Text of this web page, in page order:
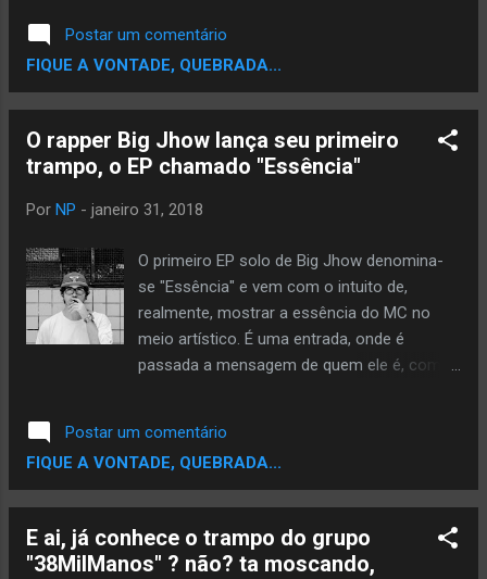
coincidentemente era aniversário de um
amigo que faleceu devido a violência da
cidade. Esse amigo era José, um grande
Praticávamos arte marcial juntos e a
proximidade de nossas casas fez com que
tivéssemos um laço quase de irmãos. José
grande - Salvador - em busca de melhoria de
vida; desde sempre correu atrás de seus
objetivos, suou para comprar sua moto e
trabalhar de moto-táxi; mas, infelizmente,
foi morto em uma emboscada fruto de um
relacionamento feliz e saudável. "As Ruas
Querem" retrata u...
Postar um comentário
FIQUE A VONTADE, QUEBRADA...
O rapper Big Jhow lança seu primeiro
trampo, o EP chamado "Essência"
Por NP - janeiro 31, 2018
O primeiro EP solo de Big Jhow denomina-
se "Essência" e vem com o intuito de,
realmente, mostrar a essência do MC no
meio artístico. É uma entrada, onde é
passada a mensagem de quem ele é, como
dois pés no peito de quem desacreditou!
Ouça:
Postar um comentário
FIQUE A VONTADE, QUEBRADA...
E ai, já conhece o trampo do grupo
"38MilManos" ? não? ta moscando,